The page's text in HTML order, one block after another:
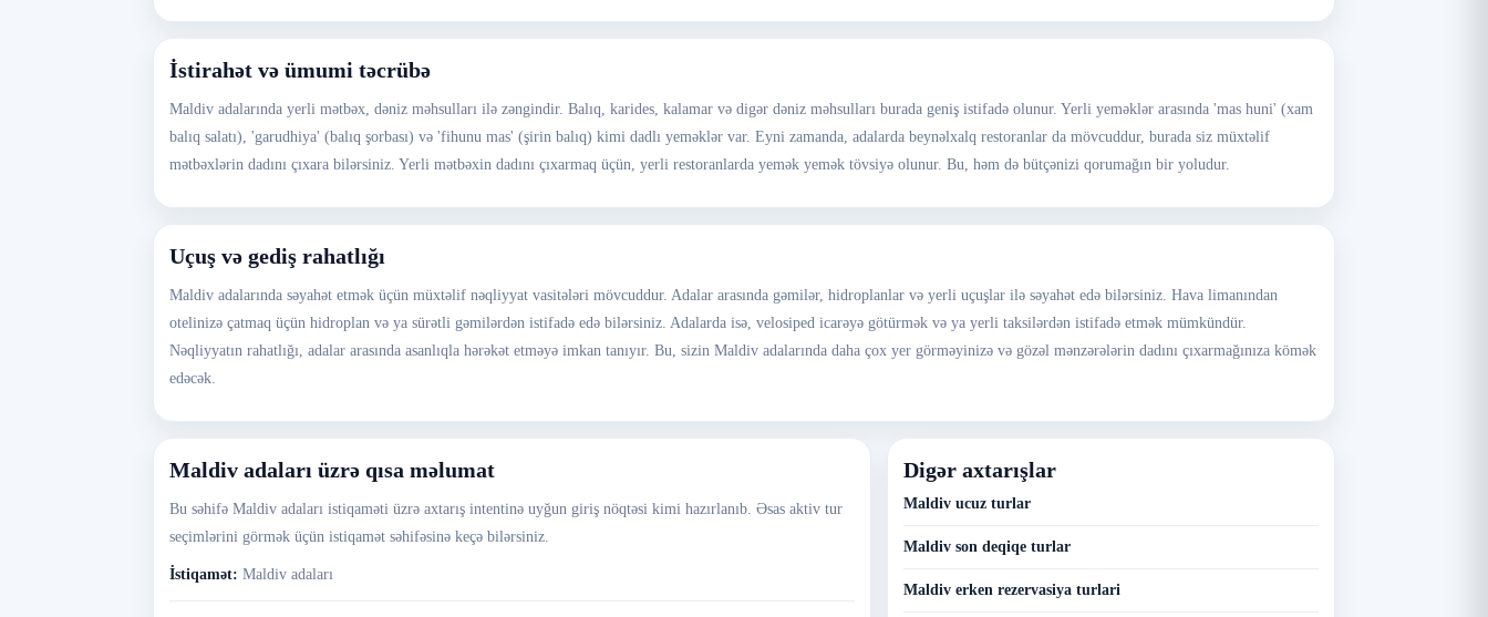
İstirahət və ümumi təcrübə
Maldiv adalarında yerli mətbəx, dəniz məhsulları ilə zəngindir. Balıq, karides, kalamar və digər dəniz məhsulları burada geniş istifadə olunur. Yerli yeməklər arasında 'mas huni' (xam
balıq salatı), 'garudhiya' (balıq şorbası) və 'fihunu mas' (şirin balıq) kimi dadlı yeməklər var. Eyni zamanda, adalarda beynəlxalq restoranlar da mövcuddur, burada siz müxtəlif
mətbəxlərin dadını çıxara bilərsiniz. Yerli mətbəxin dadını çıxarmaq üçün, yerli restoranlarda yemək yemək tövsiyə olunur. Bu, həm də bütçənizi qorumağın bir yoludur.
Uçuş və gediş rahatlığı
Maldiv adalarında səyahət etmək üçün müxtəlif nəqliyyat vasitələri mövcuddur. Adalar arasında gəmilər, hidroplanlar və yerli uçuşlar ilə səyahət edə bilərsiniz. Hava limanından
otelinizə çatmaq üçün hidroplan və ya sürətli gəmilərdən istifadə edə bilərsiniz. Adalarda isə, velosiped icarəyə götürmək və ya yerli taksilərdən istifadə etmək mümkündür.
Nəqliyyatın rahatlığı, adalar arasında asanlıqla hərəkət etməyə imkan tanıyır. Bu, sizin Maldiv adalarında daha çox yer görməyinizə və gözəl mənzərələrin dadını çıxarmağınıza kömək
edəcək.
Maldiv adaları üzrə qısa məlumat
Bu səhifə Maldiv adaları istiqaməti üzrə axtarış intentinə uyğun giriş nöqtəsi kimi hazırlanıb. Əsas aktiv tur
seçimlərini görmək üçün istiqamət səhifəsinə keçə bilərsiniz.
İstiqamət: Maldiv adaları
Digər axtarışlar
Maldiv ucuz turlar
Maldiv son deqiqe turlar
Maldiv erken rezervasiya turlari